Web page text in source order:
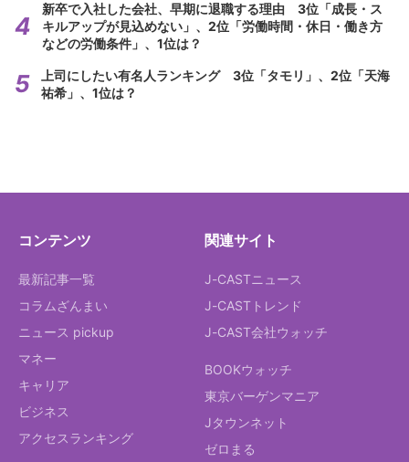
新卒で入社した会社、早期に退職する理由 3位「成長・ス
キルアップが見込めない」、2位「労働時間・休日・働き方
などの労働条件」、1位は？
上司にしたい有名人ランキング 3位「タモリ」、2位「天海
祐希」、1位は？
コンテンツ
最新記事一覧
コラムざんまい
ニュース pickup
マネー
キャリア
ビジネス
アクセスランキング
関連サイト
J-CASTニュース
J-CASTトレンド
J-CAST会社ウォッチ
BOOKウォッチ
東京バーゲンマニア
Jタウンネット
ゼロまる